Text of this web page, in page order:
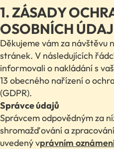
1. ZÁSADY
OSOBNÍCH
Děkujeme vám za návštěvu
stránek. V následujících
informovali o nakládání s
13 obecného nařízení o
(GDPR).
Správce údajů
Správcem odpovědným za
shromažďování a
uvedený vprávním